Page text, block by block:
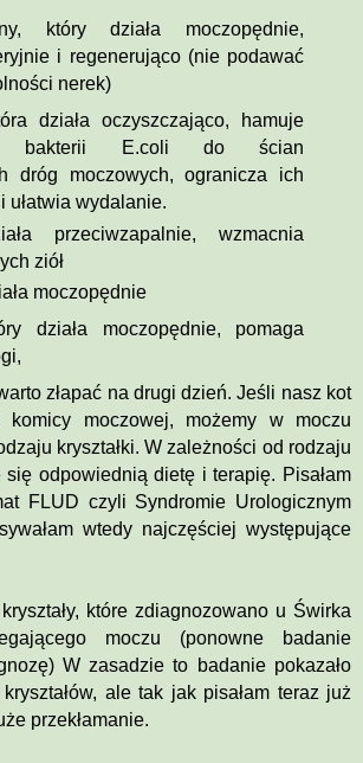
który działa moczopędnie,
i regenerująco (nie podawać
nerek)
działa oczyszczająco, hamuje
bakterii E.coli do ścian
dróg moczowych, ogranicza ich
ułatwia wydalanie.
przeciwzapalnie, wzmacnia
ziół
moczopędnie
działa moczopędnie, pomaga
złapać na drugi dzień. Jeśli nasz kot
komicy moczowej, możemy w moczu
kryształki. W zależności od rodzaju
się odpowiednią dietę i terapię. Pisałam
FLUD czyli Syndromie Urologicznym
wtedy najczęściej występujące
które zdiagnozowano u Świrka
moczu (ponowne badanie
W zasadzie to badanie pokazało
ale tak jak pisałam teraz już
przekłamanie.